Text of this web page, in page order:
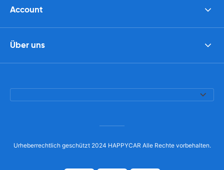
Account
Über uns
Urheberrechtlich geschützt 2024 HAPPYCAR Alle Rechte vorbehalten.